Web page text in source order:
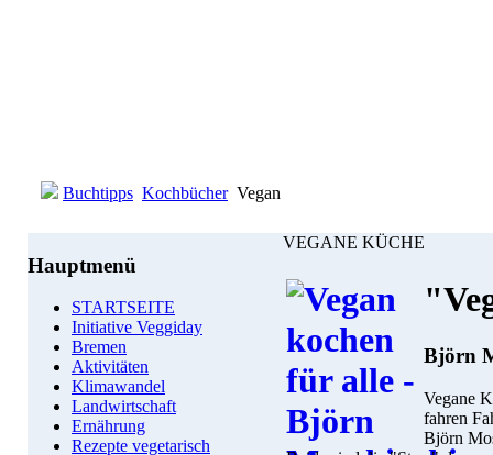
Buchtipps Kochbücher Vegan
Hauptmenü
STARTSEITE
Initiative Veggiday
Bremen
Aktivitäten
Klimawandel
Landwirtschaft
Ernährung
Rezepte vegetarisch
VEGANE KÜCHE
Björn
Vegane
fahren
Björn